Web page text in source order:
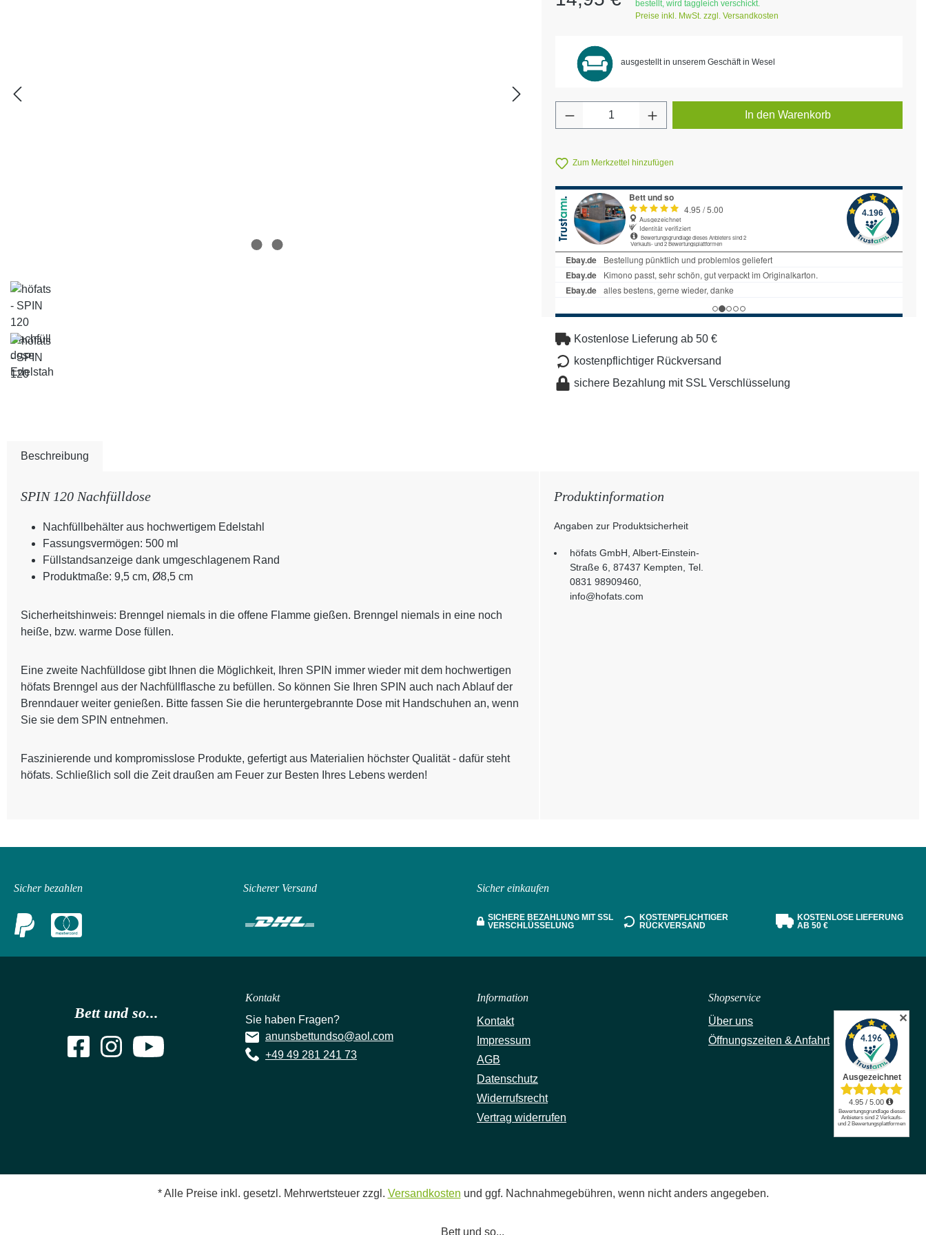
bestellt, wird taggleich verschickt.
Preise inkl. MwSt. zzgl. Versandkosten
ausgestellt in unserem Geschäft in Wesel
Produkt Anzahl: Gib den gewünschten Wert ein
In den Warenkorb
Zum Merkzettel hinzufügen
Kostenlose Lieferung ab 50 €
kostenpflichtiger Rückversand
sichere Bezahlung mit SSL Verschlüsselung
Beschreibung
SPIN 120 Nachfülldose
Nachfüllbehälter aus hochwertigem Edelstahl
Fassungsvermögen: 500 ml
Füllstandsanzeige dank umgeschlagenem Rand
Produktmaße: 9,5 cm, Ø8,5 cm
Sicherheitshinweis: Brenngel niemals in die offene Flamme gießen. Brenngel niemals in eine noch
heiße, bzw. warme Dose füllen.
Eine zweite Nachfülldose gibt Ihnen die Möglichkeit, Ihren SPIN immer wieder mit dem hochwertigen
höfats Brenngel aus der Nachfüllflasche zu befüllen. So können Sie Ihren SPIN auch nach Ablauf der
Brenndauer weiter genießen. Bitte fassen Sie die heruntergebrannte Dose mit Handschuhen an, wenn
Sie sie dem SPIN entnehmen.
Faszinierende und kompromisslose Produkte, gefertigt aus Materialien höchster Qualität - dafür steht
höfats. Schließlich soll die Zeit draußen am Feuer zur Besten Ihres Lebens werden!
Produktinformation
Angaben zur Produktsicherheit
höfats GmbH, Albert-Einstein-
Straße 6, 87437 Kempten, Tel.
0831 98909460,
info@hofats.com
Sicher bezahlen Sicherer Versand Sicher einkaufen
SICHERE BEZAHLUNG MIT SSL
VERSCHLÜSSELUNG
KOSTENPFLICHTIGER
RÜCKVERSAND
KOSTENLOSE LIEFERUNG
AB 50 €
Bett und so...
Kontakt
Sie haben Fragen?
anunsbettundso@aol.com
+49 49 281 241 73
Information
Kontakt
Impressum
AGB
Datenschutz
Widerrufsrecht
Vertrag widerrufen
Shopservice
Über uns
Öffnungszeiten & Anfahrt
* Alle Preise inkl. gesetzl. Mehrwertsteuer zzgl. Versandkosten und ggf. Nachnahmegebühren, wenn nicht anders angegeben.
Bett und so...
✕